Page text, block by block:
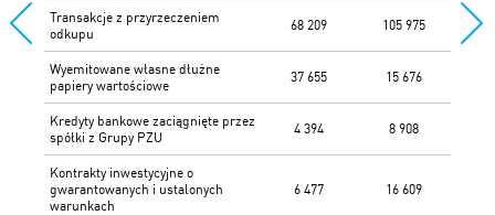
Transakcje z przyrzeczeniem
odkupu
68 209 105 975
Wyemitowane własne dłużne
papiery wartościowe
37 655 15 676
Kredyty bankowe zaciągnięte przez
spółki z Grupy PZU
4 394 8 908
Kontrakty inwestycyjne o
gwarantowanych i ustalonych
warunkach
6 477 16 609